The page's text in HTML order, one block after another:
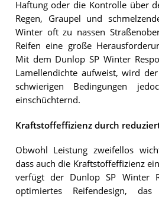
Haftung oder die Kontrolle über
Regen, Graupel und
Winter oft zu nassen
Reifen eine große
Mit dem Dunlop SP Winter
Lamellendichte aufweist, wird
schwierigen Bedingungen
einschüchternd.
Kraftstoffeffizienz durch
Obwohl Leistung zweifellos
dass auch die Kraftstoffeffizienz
verfügt der Dunlop SP Winter
optimiertes Reifendesign,